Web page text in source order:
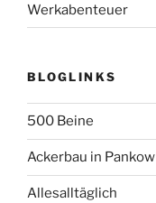
Werkabenteuer
BLOGLINKS
500 Beine
Ackerbau in Pankow
Allesalltäglich